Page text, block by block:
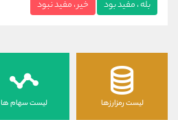
بله ، مفید بود خیر ، مفید نبود
لیست رمزارزها لیست سهام ها